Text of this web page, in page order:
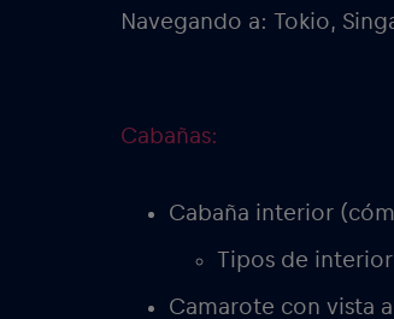
Navegando a: Tokio,
Cabañas:
Cabaña interior
Tipos de
Camarote con vista